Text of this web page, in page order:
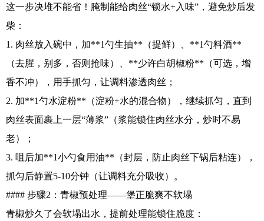
这一步决堆不能省！腌制能给肉丝“锁水+入味”，避免炒后发
柴：
1. 肉丝放入碗中，加**1勺生抽**（提鲜）、**1勺料酒**
（去腥，别多，否则抢味）、**少许白胡椒粉**（可选，增
香不冲），用手抓匀，让调料渗透肉丝；
2. 加**1勺水淀粉**（淀粉+水的混合物），继续抓匀，直到
肉丝表面裹上一层“薄浆”（浆能锁住肉丝水分，炒时不易
老）；
3. 咀后加**1小勺食用油**（封层，防止肉丝下锅后粘连），
抓匀后静置5-10分钟（让调料充分吸收）。
#### 步骤2：青椒预处理——堡正脆爽不软塌
青椒炒久了会软塌出水，提前处理能锁住脆度：